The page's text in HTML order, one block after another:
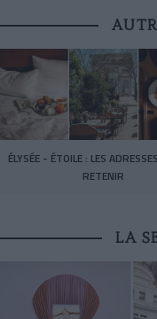
ÉLYSÉE - ÉTOILE : LES
RETENIR
LA